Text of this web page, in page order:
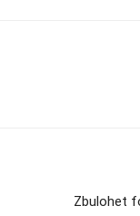
Zbulohet